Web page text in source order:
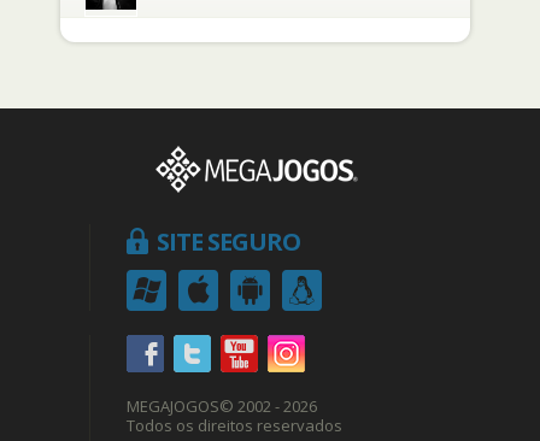
SITE SEGURO
MEGAJOGOS© 2002 - 2026
Todos os direitos reservados